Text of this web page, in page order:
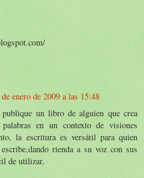
enero de 2009 a las 15:48
un libro de alguien que crea
en un contexto de visiones
la escritura es versátil para quien
rienda a su voz con sus
de utilizar.